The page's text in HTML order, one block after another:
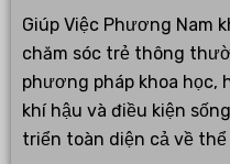
Giúp Việc Phương Nam
chăm sóc trẻ thông
phương pháp khoa học,
khí hậu và điều kiện
triển toàn diện cả về